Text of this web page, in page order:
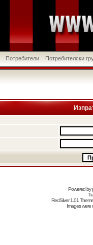
Потребители Потребителски
Powered by
RedSilver 1.01
Images were